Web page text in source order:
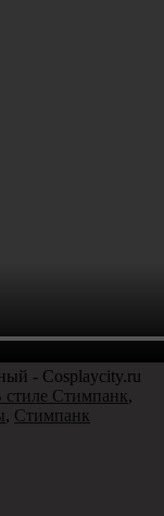
- Сosplaycity.ru
стиле Стимпанк,
, Стимпанк